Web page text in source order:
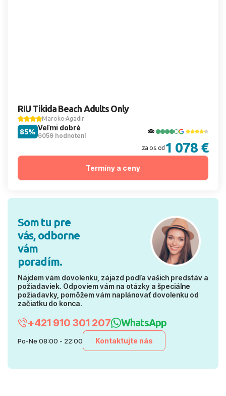
RIU Tikida Beach Adults Only
Maroko Agadir
Veľmi dobré
6059 hodnotení
85%
za os. od 1 078 €
Termíny a ceny
Som tu pre
vás, odborne
vám
poradím.
Nájdem vám dovolenku, zájazd podľa vašich predstáv a
požiadaviek. Odpoviem vám na otázky a špeciálne
požiadavky, pomôžem vám naplánovať dovolenku od
začiatku do konca.
+421 910 301 207 WhatsApp
Po-Ne 08:00 - 22:00 Kontaktujte nás